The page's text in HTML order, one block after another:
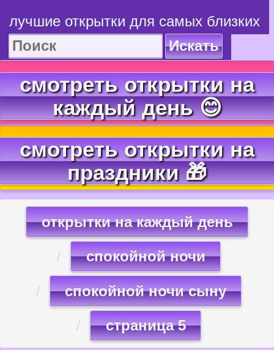
лучшие открытки для самых близких
Искать
смотреть открытки на
каждый день 😊
смотреть открытки на
праздники 🎁
открытки на каждый день
спокойной ночи
спокойной ночи сыну
страница 5